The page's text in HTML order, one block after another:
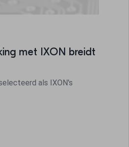
met IXON breidt
als IXON's